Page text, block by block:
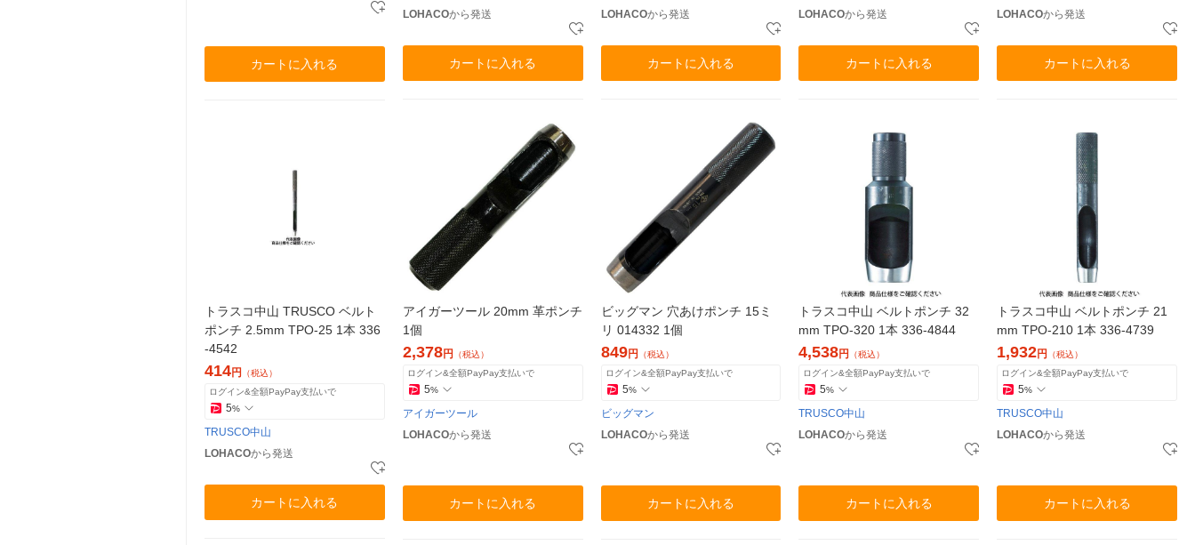
カートに入れる
LOHACOから発送
カートに入れる
LOHACOから発送
カートに入れる
LOHACOから発送
カートに入れる
LOHACOから発送
カートに入れる
トラスコ中山 TRUSCO ベルト
ポンチ 2.5mm TPO-25 1本 336
-4542
414円 （税込）
ログイン&全額PayPay支払いで
5%
TRUSCO中山
LOHACOから発送
カートに入れる
アイガーツール 20mm 革ポンチ
1個
2,378円 （税込）
ログイン&全額PayPay支払いで
5%
アイガーツール
LOHACOから発送
カートに入れる
ビッグマン 穴あけポンチ 15ミ
リ 014332 1個
849円 （税込）
ログイン&全額PayPay支払いで
5%
ビッグマン
LOHACOから発送
カートに入れる
トラスコ中山 ベルトポンチ 32
mm TPO-320 1本 336-4844
4,538円
（税込）
ログイン&全額PayPay支払いで
5%
TRUSCO中山
LOHACOから発送
カートに入れる
トラスコ中山 ベルトポンチ 21
mm TPO-210 1本 336-4739
1,932円
（税込）
ログイン&全額PayPay支払いで
5%
TRUSCO中山
LOHACOから発送
カートに入れる